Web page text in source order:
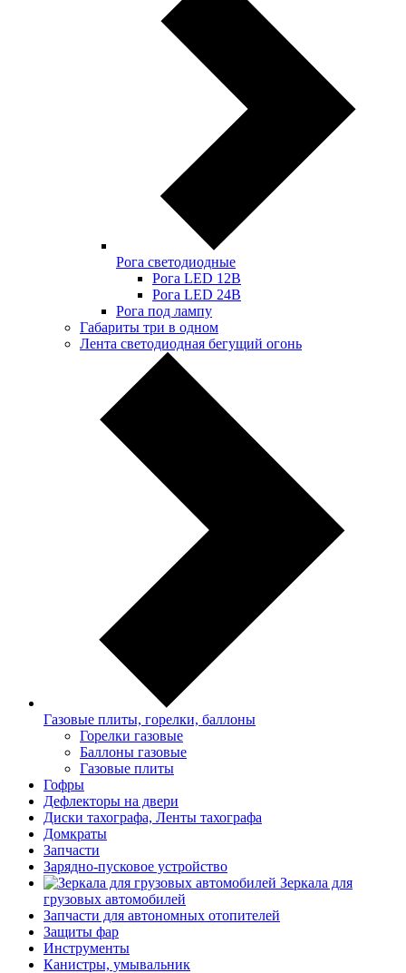
Рога светодиодные
Рога LED 12В
Рога LED 24В
Рога под лампу
Габариты три в одном
Лента светодиодная бегущий огонь
Газовые плиты, горелки, баллоны
Горелки газовые
Баллоны газовые
Газовые плиты
Гофры
Дефлекторы на двери
Диски тахографа, Ленты тахографа
Домкраты
Запчасти
Зарядно-пусковое устройство
Зеркала для
грузовых автомобилей
Запчасти для автономных отопителей
Защиты фар
Инструменты
Канистры, умывальник